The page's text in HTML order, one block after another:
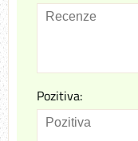
Pozitiva: